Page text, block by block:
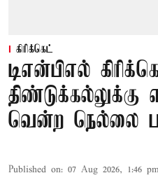
கிரிக்கெட்
டிஎன்பிஎல்
திண்டுக்கல்லுக்கு
வென்ற நெல்லை
Published on: 07 Aug 2026, 1:46